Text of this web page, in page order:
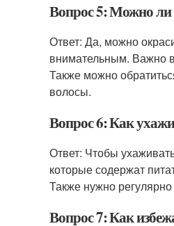
Вопрос 5: Можно ли
Ответ: Да, можно
внимательным. Важно
Также можно
волосы.
Вопрос 6: Как
Ответ: Чтобы
которые содержат
Также нужно
Вопрос 7: Как